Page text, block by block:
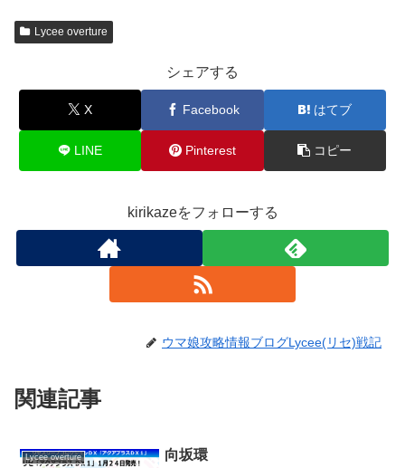
Lycee overture
シェアする
X Facebook はてブ
LINE Pinterest コピー
kirikazeをフォローする
ウマ娘攻略情報ブログLycee(リセ)戦記
関連記事
Lycee overture 向坂環